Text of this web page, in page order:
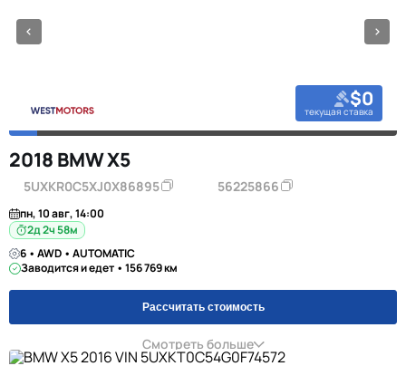
$0
текущая ставка
2018 BMW X5
5UXKR0C5XJ0X86895 56225866
пн, 10 авг, 14:00
2д 2ч 58м
6 • AWD • AUTOMATIC
Заводится и едет • 156 769 км
Рассчитать стоимость
Смотреть больше